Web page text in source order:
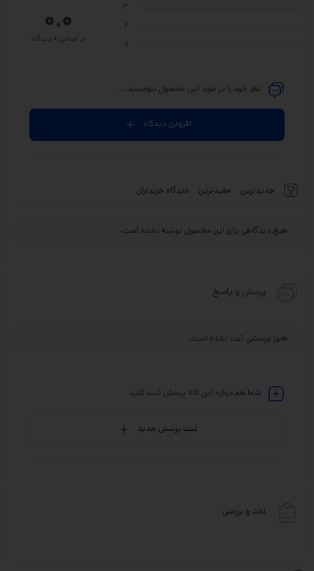
جدیدترین مفیدترین دیدگاه خریداران
هیچ دیدگاهی برای این محصول نوشته نشده است.
3
2
1
0.0
بر اساس 0 دیدگاه
نظر خود را در مورد این محصول بنویسید ...
افزودن دیدگاه
پرسش و پاسخ
هنوز پرسشی ثبت نشده است.
شما هم درباره این کالا پرسش ثبت کنید
ثبت پرسش جدید
نقد و بررسی